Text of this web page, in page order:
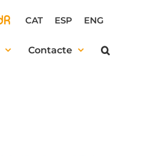
CAT ESP ENG
Contacte